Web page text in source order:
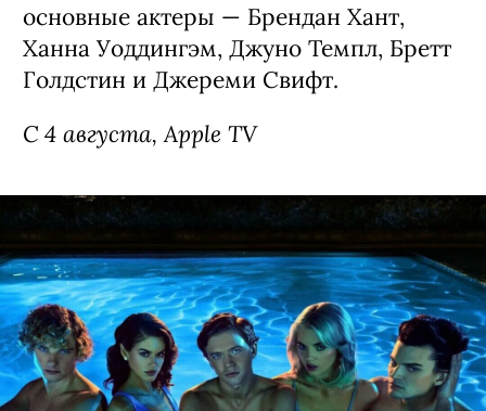
основные актеры — Брендан Хант,
Ханна Уоддингэм, Джуно Темпл, Бретт
Голдстин и Джереми Свифт.
С 4 августа, Apple TV